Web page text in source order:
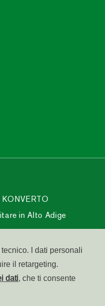
KONVERTO
in Alto Adige
Cookies Privacy
I dati personali
il retargeting.
dati, che ti consente